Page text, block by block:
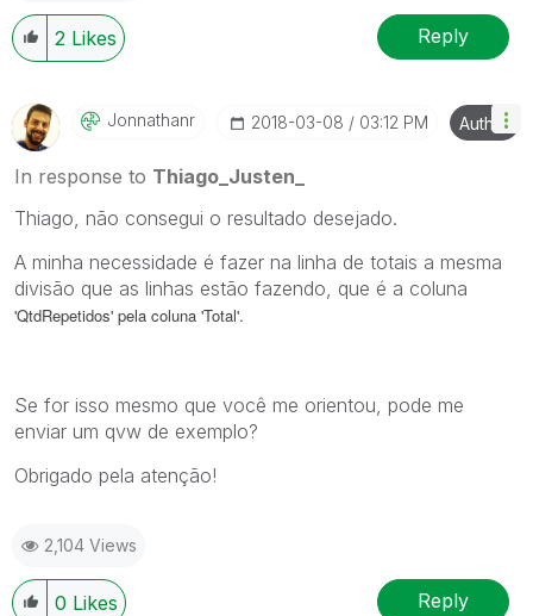
2 Likes Reply
Jonnathanr ‎2018-03-08 03:12 PM Author
In response to Thiago_Justen_
Thiago, não consegui o resultado desejado.
A minha necessidade é fazer na linha de totais a mesma
divisão que as linhas estão fazendo, que é a coluna
'QtdRepetidos' pela coluna 'Total'.
Se for isso mesmo que você me orientou, pode me
enviar um qvw de exemplo?
Obrigado pela atenção!
2,104 Views
0 Likes Reply